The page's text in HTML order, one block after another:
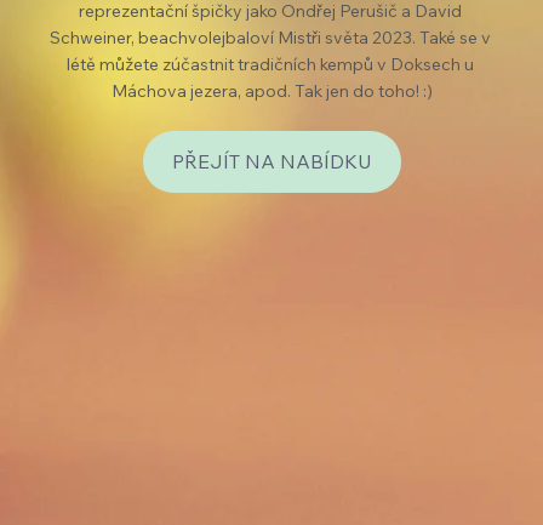
reprezentační špičky jako Ondřej Perušič a David
Schweiner, beachvolejbaloví Mistři světa 2023. Také se v
létě můžete zúčastnit tradičních kempů v Doksech u
Máchova jezera, apod. Tak jen do toho! :)
PŘEJÍT NA NABÍDKU